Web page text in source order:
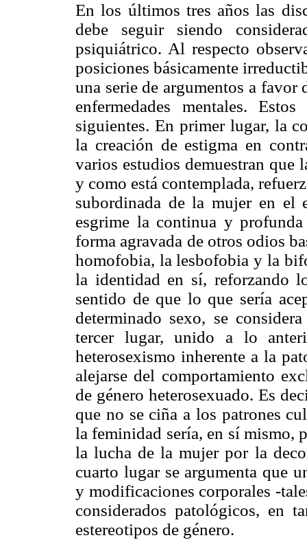
En los últimos tres años las
debe seguir siendo
psiquiátrico. Al respecto
posiciones básicamente
una serie de argumentos a
enfermedades mentales.
siguientes. En primer lugar, la
la creación de estigma en
varios estudios demuestran
y como está contemplada,
subordinada de la mujer en el
esgrime la continua y
forma agravada de otros odios
homofobia, la lesbofobia y la
la identidad en sí, reforzando
sentido de que lo que sería
determinado sexo, se
tercer lugar, unido a lo
heterosexismo inherente a la
alejarse del comportamiento
de género heterosexuado. Es
que no se ciña a los patrones
la feminidad sería, en sí mismo,
la lucha de la mujer por la
cuarto lugar se argumenta que
y modificaciones corporales -
considerados patológicos, en
estereotipos de género.